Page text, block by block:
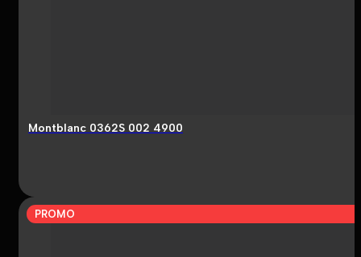
Montblanc 0362S 002 4900
PROMO